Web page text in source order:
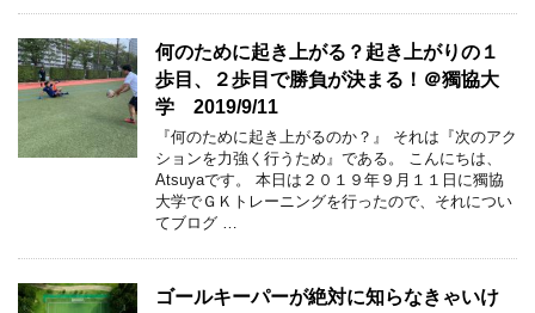
何のために起き上がる？起き上がりの１
歩目、２歩目で勝負が決まる！＠獨協大
学 2019/9/11
『何のために起き上がるのか？』 それは『次のアク
ションを力強く行うため』である。 こんにちは、
Atsuyaです。 本日は２０１９年９月１１日に獨協
大学でＧＫトレーニングを行ったので、それについ
てブログ …
ゴールキーパーが絶対に知らなきゃいけ